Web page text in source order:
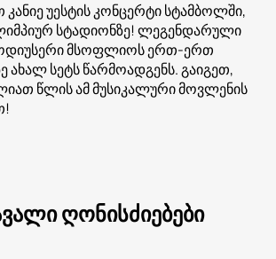
უესტის კონცერტი სტამბოლში,
სტადიონზე! ლეგენდარული
მსოფლიოს ერთ-ერთ
ახალ სეტს წარმოადგენს. გაიგეთ,
წლის ამ მუსიკალური მოვლენის
ღონისძიებები